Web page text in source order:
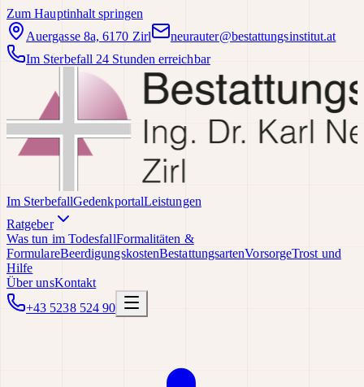
Zum Hauptinhalt springen
Auergasse 8a, 6170 Zirl
neurauter@bestattungsinstitut.at
Im Sterbefall 24 Stunden erreichbar
Im SterbefallGedenkportalLeistungen
Ratgeber
Was tun im TodesfallFormalitäten &
FormulareBeerdigungskostenBestattungsartenVorsorgeTrost und
Hilfe
Über unsKontakt
+43 5238 524 90